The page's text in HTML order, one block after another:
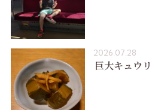
2026.07.28
巨大キュウリ